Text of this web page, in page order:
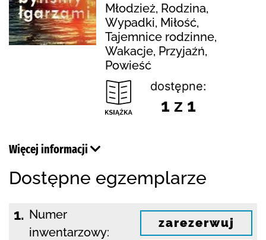
Młodzież, Rodzina,
Wypadki, Miłość,
Tajemnice rodzinne,
Wakacje, Przyjaźń,
Powieść
dostępne:
1 z 1
Więcej informacji
Dostępne egzemplarze
1. Numer
inwentarzowy:
zarezerwuj